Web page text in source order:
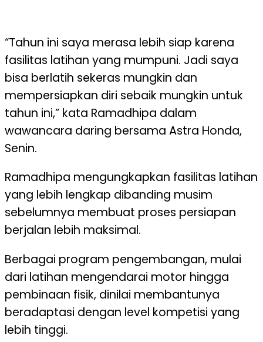
“Tahun ini saya merasa lebih siap karena
fasilitas latihan yang mumpuni. Jadi saya
bisa berlatih sekeras mungkin dan
mempersiapkan diri sebaik mungkin untuk
tahun ini,” kata Ramadhipa dalam
wawancara daring bersama Astra Honda,
Senin.
Ramadhipa mengungkapkan fasilitas latihan
yang lebih lengkap dibanding musim
sebelumnya membuat proses persiapan
berjalan lebih maksimal.
Berbagai program pengembangan, mulai
dari latihan mengendarai motor hingga
pembinaan fisik, dinilai membantunya
beradaptasi dengan level kompetisi yang
lebih tinggi.